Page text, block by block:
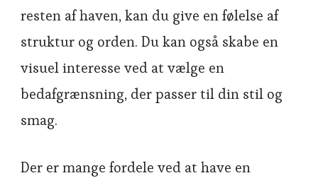
resten af haven, kan du give en følelse af
struktur og orden. Du kan også skabe en
visuel interesse ved at vælge en
bedafgrænsning, der passer til din stil og
smag.
Der er mange fordele ved at have en